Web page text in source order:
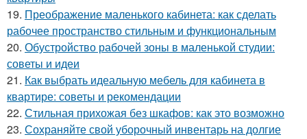
19. Преображение маленького кабинета: как сделать
рабочее пространство стильным и функциональным
20. Обустройство рабочей зоны в маленькой студии:
советы и идеи
21. Как выбрать идеальную мебель для кабинета в
квартире: советы и рекомендации
22. Стильная прихожая без шкафов: как это возможно
23. Сохраняйте свой уборочный инвентарь на долгие